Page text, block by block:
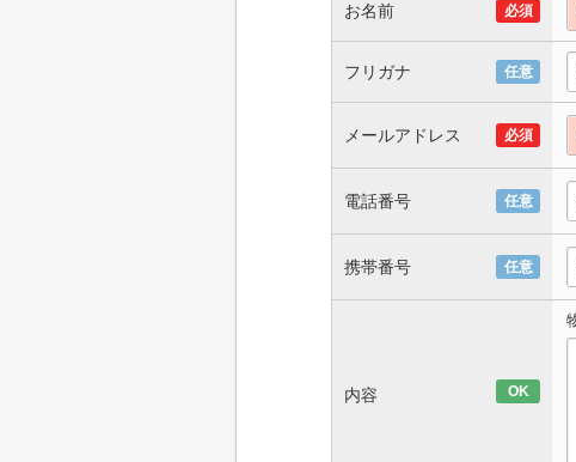
お名前 必須
フリガナ 任意
メールアドレス 必須
電話番号 任意
携帯番号 任意
内容 OK